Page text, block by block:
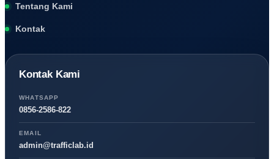
Tentang Kami
Kontak
Kontak Kami
WHATSAPP
0856-2586-822
EMAIL
admin@trafficlab.id